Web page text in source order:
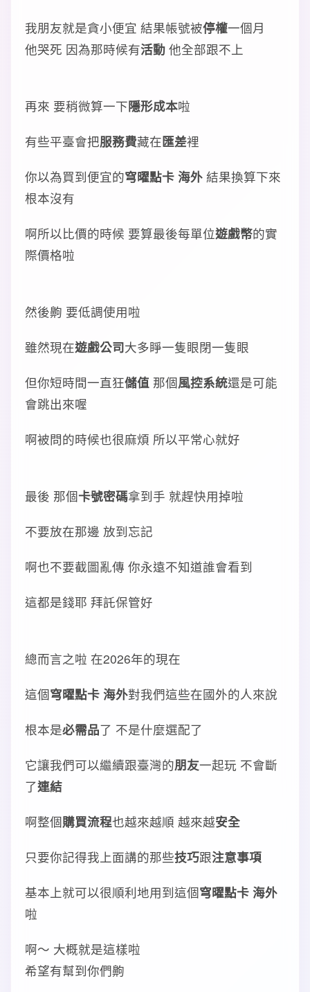
我朋友就是貪小便宜 結果帳號被停權一個月
他哭死 因為那時候有活動 他全部跟不上
再來 要稍微算一下隱形成本啦
有些平臺會把服務費藏在匯差裡
你以為買到便宜的穹曜點卡 海外 結果換算下來
根本沒有
啊所以比價的時候 要算最後每單位遊戲幣的實
際價格啦
然後齁 要低調使用啦
雖然現在遊戲公司大多睜一隻眼閉一隻眼
但你短時間一直狂儲值 那個風控系統還是可能
會跳出來喔
啊被問的時候也很麻煩 所以平常心就好
最後 那個卡號密碼拿到手 就趕快用掉啦
不要放在那邊 放到忘記
啊也不要截圖亂傳 你永遠不知道誰會看到
這都是錢耶 拜託保管好
總而言之啦 在2026年的現在
這個穹曜點卡 海外對我們這些在國外的人來說
根本是必需品了 不是什麼選配了
它讓我們可以繼續跟臺灣的朋友一起玩 不會斷
了連結
啊整個購買流程也越來越順 越來越安全
只要你記得我上面講的那些技巧跟注意事項
基本上就可以很順利地用到這個穹曜點卡 海外
啦
啊～ 大概就是這樣啦
希望有幫到你們齁